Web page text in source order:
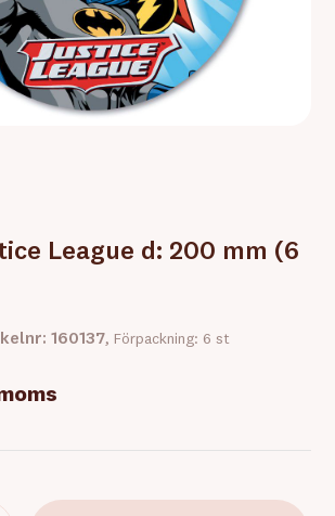
League d: 200 mm (6
160137, Förpackning: 6 st